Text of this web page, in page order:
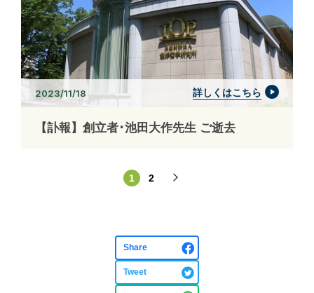
2023/11/18 詳しくはこちら
【訃報】創立者･池田大作先生 ご逝去
1 2
Share
Tweet